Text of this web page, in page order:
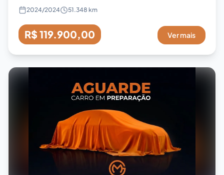
2024/2024 51.348 km
R$ 119.900,00 Ver mais